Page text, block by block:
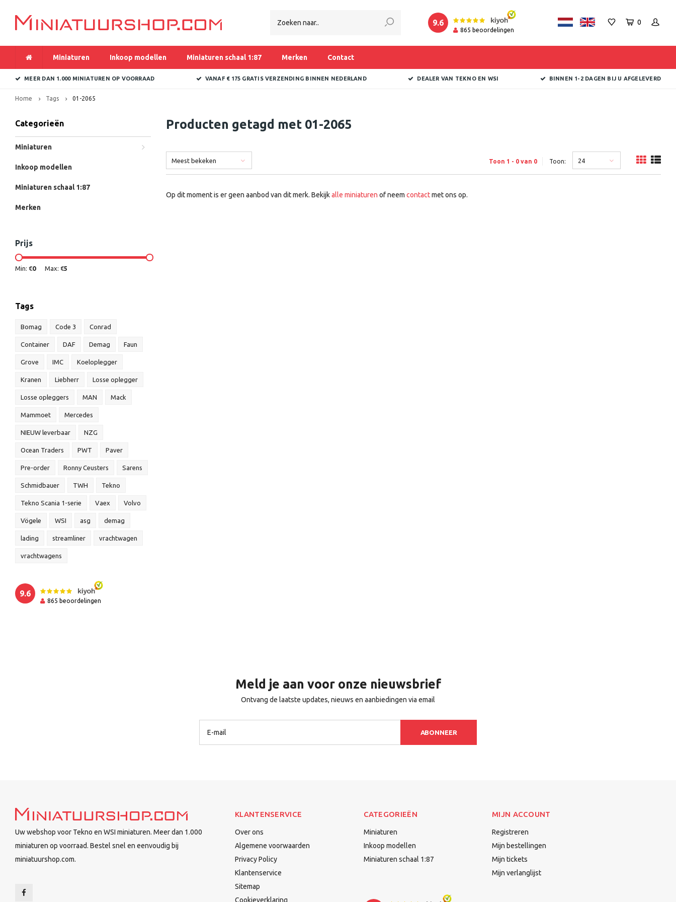
9.6
865 beoordelingen
0
Miniaturen Inkoop modellen Miniaturen schaal 1:87 Merken Contact
MEER DAN 1.000 MINIATUREN OP VOORRAAD VANAF € 175 GRATIS VERZENDING BINNEN NEDERLAND DEALER VAN TEKNO EN WSI BINNEN 1-2 DAGEN BIJ U AFGELEVERD
Home Tags 01-2065
Categorieën
Miniaturen
Inkoop modellen
Miniaturen schaal 1:87
Merken
Prijs
Min: €0 Max: €5
Tags
Bomag Code 3 Conrad
Container DAF Demag Faun
Grove IMC Koeloplegger
Kranen Liebherr Losse oplegger
Losse opleggers MAN Mack
Mammoet Mercedes
NIEUW leverbaar NZG
Ocean Traders PWT Paver
Pre-order Ronny Ceusters Sarens
Schmidbauer TWH Tekno
Tekno Scania 1-serie Vaex Volvo
Vögele WSI asg demag
lading streamliner vrachtwagen
vrachtwagens
9.6
865 beoordelingen
Producten getagd met 01-2065
Meest bekeken Toon 1 - 0 van 0 Toon: 24
Op dit moment is er geen aanbod van dit merk. Bekijkalle miniaturen of neem contactmet ons op.
Meld je aan voor onze nieuwsbrief
Ontvang de laatste updates, nieuws en aanbiedingen via email
ABONNEER
Uw webshop voor Tekno en WSI miniaturen. Meer dan 1.000
miniaturen op voorraad. Bestel snel en eenvoudig bij
miniatuurshop.com.
KLANTENSERVICE
Over ons
Algemene voorwaarden
Privacy Policy
Klantenservice
Sitemap
Cookieverklaring
CATEGORIEËN
Miniaturen
Inkoop modellen
Miniaturen schaal 1:87
MIJN ACCOUNT
Registreren
Mijn bestellingen
Mijn tickets
Mijn verlanglijst